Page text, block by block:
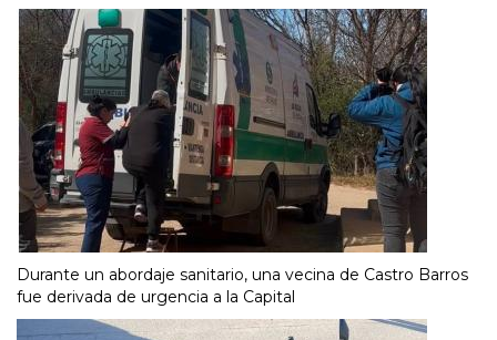
Durante un abordaje sanitario, una vecina de Castro Barros
fue derivada de urgencia a la Capital